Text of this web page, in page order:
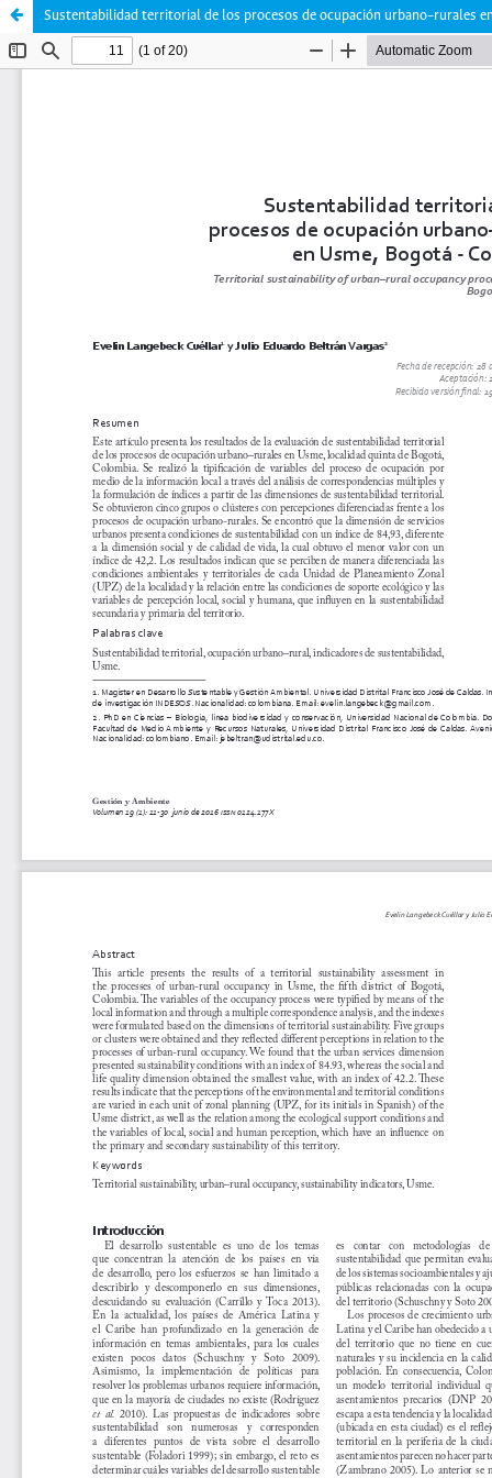
Sustentabilidad territorial de los procesos de ocupación urbano–rurales